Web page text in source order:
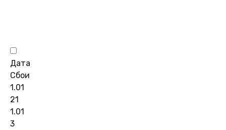
Дата
Сбои
1.01
21
1.01
3